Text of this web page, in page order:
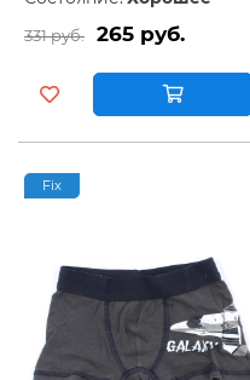
331 руб. 265 руб.
Fix